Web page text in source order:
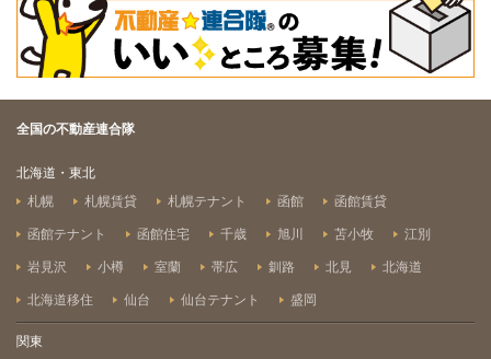
全国の不動産連合隊
北海道・東北
札幌
札幌賃貸 札幌テナント 函館 函館賃貸
函館テナント 函館住宅 千歳 旭川 苫小牧 江別
岩見沢 小樽 室蘭 帯広 釧路 北見 北海道
北海道移住 仙台 仙台テナント 盛岡
関東